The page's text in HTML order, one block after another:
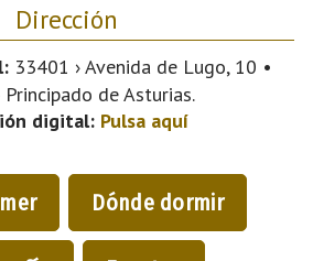
Dirección
33401 › Avenida de Lugo, 10 •
Principado de Asturias.
digital: Pulsa aquí
Dónde dormir